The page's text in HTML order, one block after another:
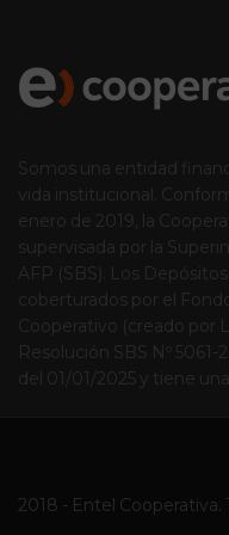
Somos una entidad
vida institucional.
enero de 2019, la
supervisada por la
AFP (SBS). Los
coberturados por el
Cooperativo (creado por
Resolución SBS Nº 5061-
del 01/01/2025 y tiene
2018 - Entel